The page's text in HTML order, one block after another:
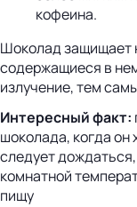
кофеина.
Шоколад защищает
содержащиеся в
излучение, тем
Интересный факт:
шоколада, когда он
следует
комнатной
пищу